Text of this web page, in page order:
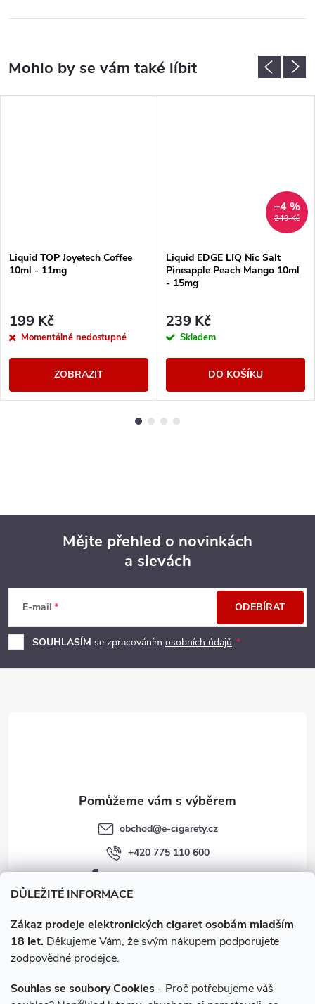
DŮLEŽITÉ INFORMACE
Zákaz prodeje elektronických cigaret osobám mladším
18 let. Děkujeme Vám, že svým nákupem podporujete
zodpovědné prodejce.
Souhlas se soubory Cookies - Proč potřebujeme váš
Liquid TOP Joyetech Coffee
10ml - 11mg
199 Kč
Momentálně nedostupné
ZOBRAZIT
249 Kč
–4 %
Liquid EDGE LIQ Nic Salt
Pineapple Peach Mango 10ml
- 15mg
239 Kč
Skladem
DO KOŠÍKU
p
a
Mějte přehled o novinkách
a slevách
E-mail
SOUHLASÍM se zpracováním osobních údajů.
ODEBÍRAT
obchod@e-cigarety.cz
+420 775 110 600
facebook.com/e-cigarety.cz